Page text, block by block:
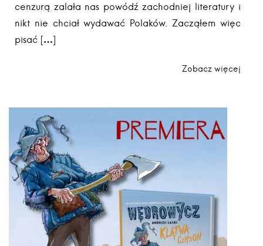
cenzurą zalała nas powódź zachodniej literatury i
nikt nie chciał wydawać Polaków. Zacząłem więc
pisać […]
Zobacz więcej